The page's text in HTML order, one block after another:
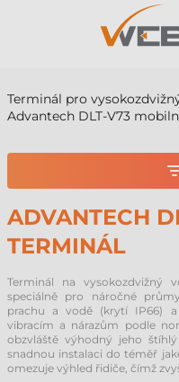
Terminál pro
Advantech DLT-V73
ADVANTECH
TERMINÁL
Terminál na vysokozdvižný
speciálně pro náročné
prachu a vodě (krytí IP66)
vibracím a nárazům podle
obzvláště výhodný jeho
snadnou instalaci do téměř
omezuje výhled řidiče, čímž